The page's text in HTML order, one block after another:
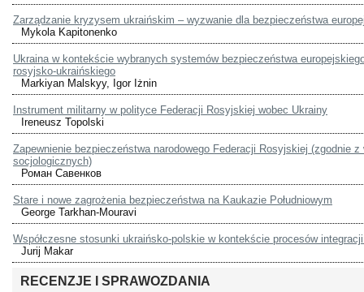
Zarządzanie kryzysem ukraińskim – wyzwanie dla bezpieczeństwa
Mykola Kapitonenko
Ukraina w kontekście wybranych systemów bezpieczeństwa
rosyjsko-ukraińskiego
Markiyan Malskyy, Igor Iżnin
Instrument militarny w polityce Federacji Rosyjskiej wobec Ukrainy
Ireneusz Topolski
Zapewnienie bezpieczeństwa narodowego Federacji Rosyjskiej (zgodnie z
socjologicznych)
Роман Савенков
Stare i nowe zagrożenia bezpieczeństwa na Kaukazie Południowym
George Tarkhan-Mouravi
Współczesne stosunki ukraińsko-polskie w kontekście procesów
Jurij Makar
RECENZJE I SPRAWOZDANIA